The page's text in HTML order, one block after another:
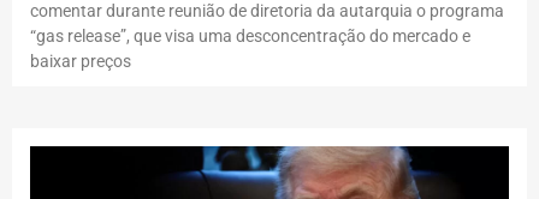
comentar durante reunião de diretoria da autarquia o programa
“gas release”, que visa uma desconcentração do mercado e
baixar preços